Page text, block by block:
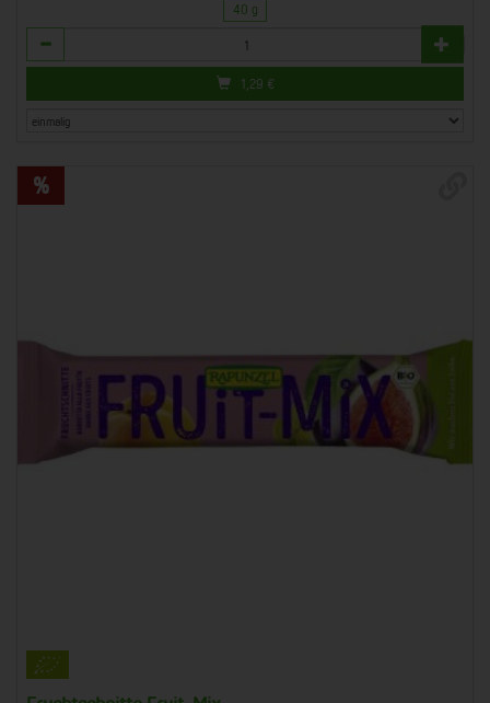
40 g
Anzahl
1,29 €